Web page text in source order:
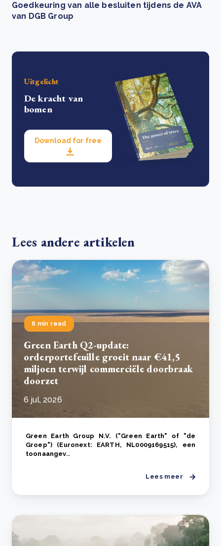
Goedkeuring van alle besluiten tijdens de AVA
van DGB Group
Uitgelicht
De kracht van
bomen
Download for free
Lees andere artikelen
6 min read
Green Earth Q2-update:
orderportefeuille groeit naar €41,5
miljoen terwijl commerciële doorbraak
doorzet
6 jul, 2026
Green Earth Group N.V. ("Green Earth" of "de
Groep") (Euronext: EARTH, NL0009169515), een
toonaangev..
Lees meer